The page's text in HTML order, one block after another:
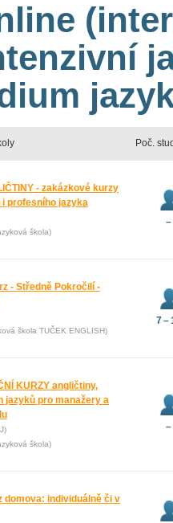
Poč.
- zakázkové kurzy
i profesního jazyka
škola)
–
- Středně Pokročilí -
škola TUČEK ENGLISH)
7 –
KURZY angličtiny,
jazyků pro manažery a
škola)
–
domova: individuálně či v